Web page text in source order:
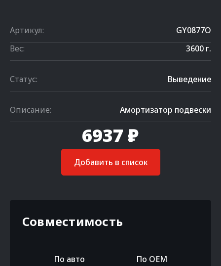
Артикул:
GY0877O
Вес:
3600 г.
Статус: Выведение
Описание: Амортизатор подвески
6937 ₽
Добавить в список
Совместимость
По авто По OEM